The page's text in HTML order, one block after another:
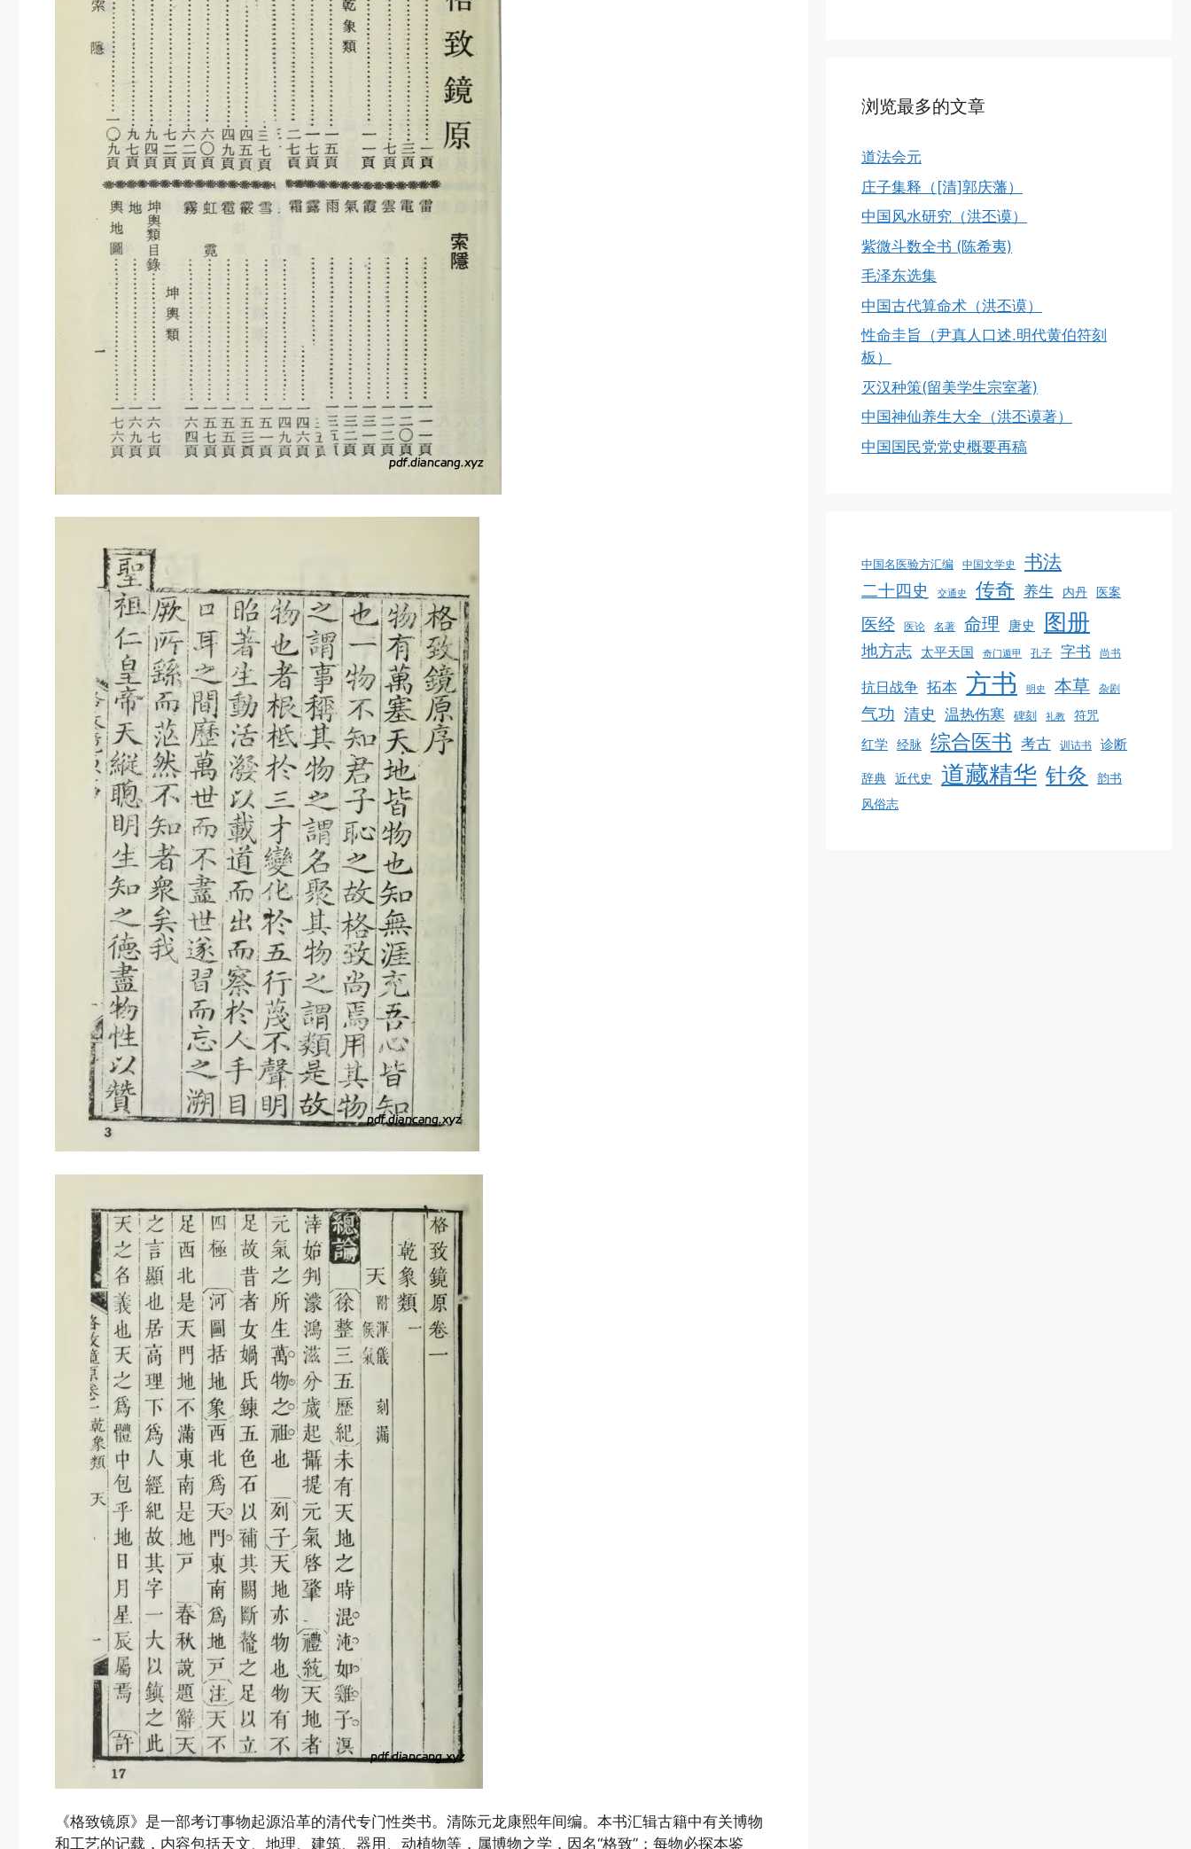
《格致镜原》是一部考订事物起源沿革的清代专门性类书。清陈元龙康熙年间编。本书汇辑古籍中有关博物
和工艺的记载，内容包括天文、地理、建筑、器用、动植物等，属博物之学，因名“格致”；每物必探本鉴
浏览最多的文章
道法会元
庄子集释（[清]郭庆藩）
中国风水研究（洪丕谟）
紫微斗数全书 (陈希夷)
毛泽东选集
中国古代算命术（洪丕谟）
性命圭旨（尹真人口述.明代黄伯符刻
板）
灭汉种策(留美学生宗室著)
中国神仙养生大全（洪丕谟著）
中国国民党党史概要再稿
中国名医验方汇编 中国文学史 书法
二十四史 交通史 传奇 养生 内丹 医案
医经 医论 名著 命理 唐史 图册
地方志 太平天国 奇门遁甲 孔子 字书 尚书
抗日战争 拓本 方书 明史 本草 杂剧
气功 清史 温热伤寒 碑刻 礼教 符咒
红学 经脉 综合医书 考古 训诂书 诊断
辞典 近代史 道藏精华 针灸 韵书
风俗志